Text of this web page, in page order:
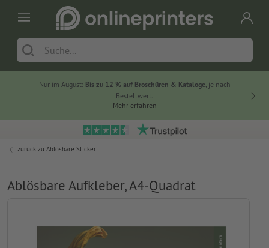
Nur im August: Bis zu 12 % auf Broschüren & Kataloge, je nach
Bestellwert.
Mehr erfahren
zurück zu Ablösbare Sticker
Ablösbare Aufkleber, A4-Quadrat